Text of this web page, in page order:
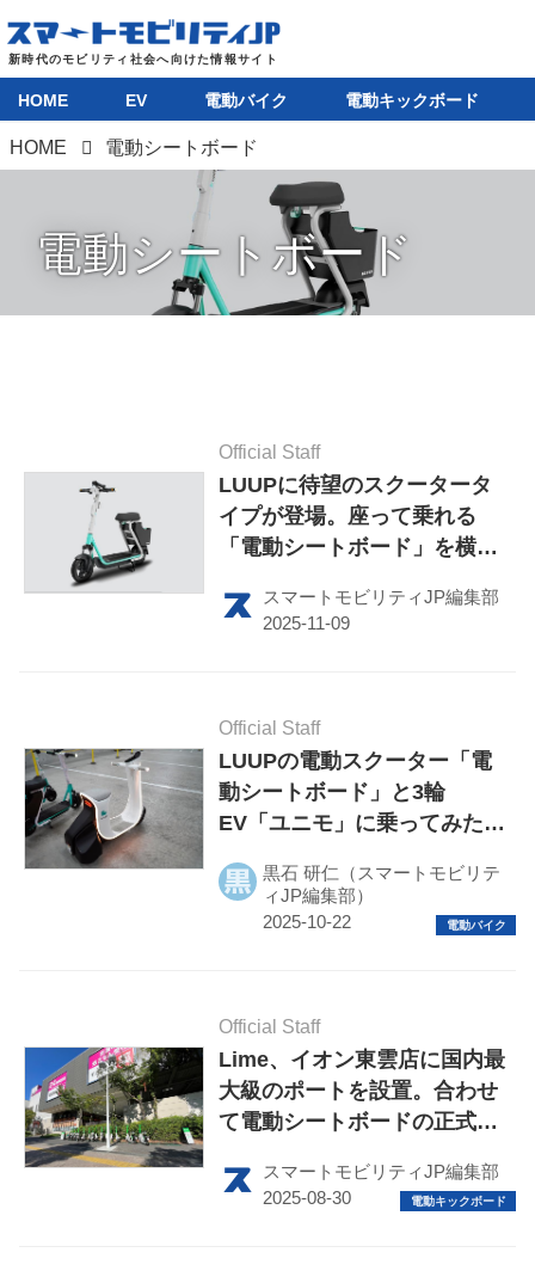
HOME
EV
電動バイク
テクノロジー
このメディアについて
HOME EV 電動バイク 電動キックボード
HOME 電動シートボード
電動シートボード
Official Staff
LUUPに待望のスクータータ
イプが登場。座って乗れる
「電動シートボード」を横浜
スマートモビリティJP編集部
Official Staff
LUUPの電動スクーター「電
動シートボード」と3輪
EV「ユニモ」に乗ってみた！
まもなく登場
黒石 研仁（スマートモビリテ
ィJP編集部）
Official Staff
Lime、イオン東雲店に国内最
大級のポートを設置。合わせ
て電動シートボードの正式名
スマートモビリティJP編集部